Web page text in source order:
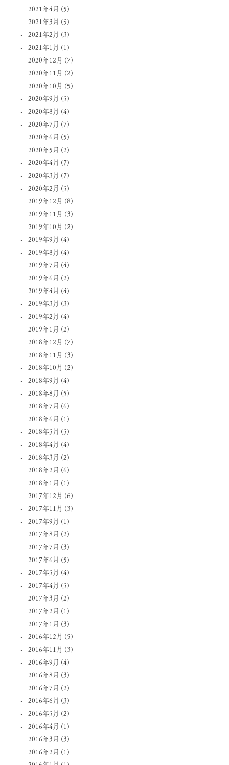
2021年4月 (5)
2021年3月 (5)
2021年2月 (3)
2021年1月 (1)
2020年12月 (7)
2020年11月 (2)
2020年10月 (5)
2020年9月 (5)
2020年8月 (4)
2020年7月 (7)
2020年6月 (5)
2020年5月 (2)
2020年4月 (7)
2020年3月 (7)
2020年2月 (5)
2019年12月 (8)
2019年11月 (3)
2019年10月 (2)
2019年9月 (4)
2019年8月 (4)
2019年7月 (4)
2019年6月 (2)
2019年4月 (4)
2019年3月 (3)
2019年2月 (4)
2019年1月 (2)
2018年12月 (7)
2018年11月 (3)
2018年10月 (2)
2018年9月 (4)
2018年8月 (5)
2018年7月 (6)
2018年6月 (1)
2018年5月 (5)
2018年4月 (4)
2018年3月 (2)
2018年2月 (6)
2018年1月 (1)
2017年12月 (6)
2017年11月 (3)
2017年9月 (1)
2017年8月 (2)
2017年7月 (3)
2017年6月 (5)
2017年5月 (4)
2017年4月 (5)
2017年3月 (2)
2017年2月 (1)
2017年1月 (3)
2016年12月 (5)
2016年11月 (3)
2016年9月 (4)
2016年8月 (3)
2016年7月 (2)
2016年6月 (3)
2016年5月 (2)
2016年4月 (1)
2016年3月 (3)
2016年2月 (1)